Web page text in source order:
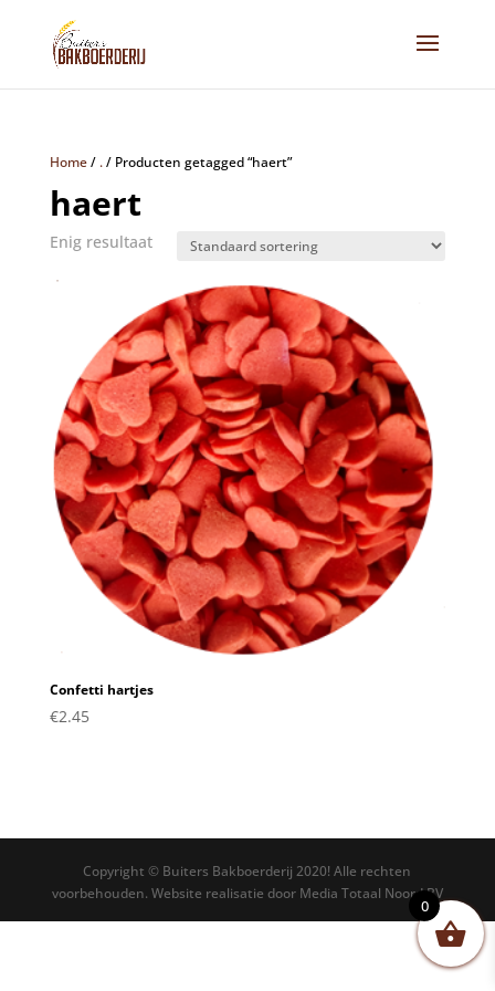
Home/ ./ Producten getagged “haert”
haert
Enig resultaat
Confetti hartjes
€2.45
Copyright © Buiters Bakboerderij 2020! Alle rechten
voorbehouden. Website realisatie door Media Totaal Noord BV
0